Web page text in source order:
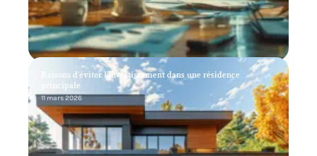
Raisons d’éviter l’investissement dans une résidence
principale
11 mars 2026